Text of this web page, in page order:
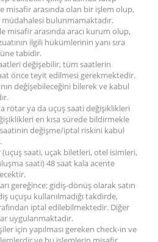
misafir arasında olan bir işlem olup,
müdahalesi bulunmamaktadır.
misafir arasında aracı kurum olup,
ilgili hükümlerinin yanı sıra
tabidir.
değişebilir, tüm saatlerin
önce teyit edilmesi gerekmektedir.
değişebileceğini bilerek ve kabul
rötar ya da uçuş saati değişiklikleri
en kısa sürede bildirmekle
değişme/iptal riskini kabul
saati, uçak biletleri, otel isimleri,
saati) 48 saat kala acente
gereğince; gidiş-dönüş olarak satın
uçuşu kullanılmadığı takdirde,
iptal edilebilmektedir. Diğer
uygulanmaktadır.
için yapılması gereken check-in ve